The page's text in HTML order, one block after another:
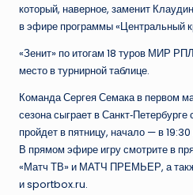
который, наверное, заменит
в эфире программы
«Зенит» по итогам 18 туров МИР
место в турнирной таблице.
Команда Сергея Семака в первом
сезона сыграет в Санкт‑Петербурге
пройдет в пятницу, начало — в
В прямом эфире игру смотрите в
«Матч ТВ» и МАТЧ ПРЕМЬЕР, а
и sportbox.ru.